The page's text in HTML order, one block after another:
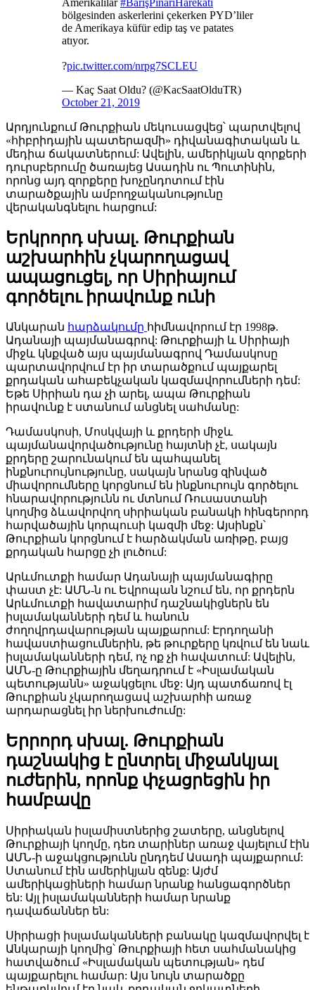
bölgesinden askerlerini çekerken PYD’liler
de Amerikaya küfür edip taş ve patates
atıyor.
?pic.twitter.com/nrpg7SCLEU
— Kaç Saat Oldu? (@KacSaatOlduTR)
October 21, 2019
Արդյունքում Թուրքիան մեկուսացվեց՝ պարտվելով
«հիբրիդային պատերազմի» դիվանագիտական և
մեդիա ճակատներում: Ավելին, ամերիկյան զորքերի
դուրսբերումը ծառայեց Ասադին ու Պուտինին,
որոնց այդ զորքերը խոչընդոտում էին
տարածքային ամբողջականությունը
վերականգնելու հարցում:
Երկրորդ սխալ. Թուրքիան
աշխարհին չկարողացավ
ապացուցել, որ Սիրիայում
գործելու իրավունք ունի
Անկարան հարձակումը հիմնավորում էր 1998թ.
Ադանայի պայմանագրով: Թուրքիայի և Սիրիայի
միջև կնքված այս պայմանագրով Դամասկոսը
պարտավորվում էր իր տարածքում պայքարել
քրդական ահաբեկչական կազմավորումների դեմ:
Եթե Սիրիան դա չի արել, ապա Թուրքիան
իրավունք է ստանում անցնել սահմանը:
Դամասկոսի, Մոսկվայի և քրդերի միջև
պայմանավորվածությունը հայտնի չէ, սակայն
քրդերը շարունակում են պահպանել
ինքնուրույնությունը, սակայն նրանց զինված
միավորումները կորցնում են ինքնուրույն գործելու
հնարավորությունն ու մտնում Ռուսաստանի
կողմից ձևավորվող սիրիական բանակի հինգերորդ
հարվածային կորպուսի կազմի մեջ: Այսինքն՝
Թուրքիան կորցնում է հարձակման առիթը, բայց
քրդական հարցը չի լուծում:
Արևմուտքի համար Ադանայի պայմանագիրը
փաստ չէ: ԱՄՆ-ն ու Եվրոպան նշում են, որ քրդերն
Արևմուտքի հավատարիմ դաշնակիցներն են
իսլամականների դեմ և հանուն
ժողովրդավարության պայքարում: Էրդողանի
հավաստիացումներին, թե թուրքերը կռվում են նաև
իսլամականների դեմ, ոչ ոք չի հավատում: Ավելին,
ԱՄՆ-ը Թուրքիային մեղադրում է «Իսլամական
պետությանն» աջակցելու մեջ: Այդ պատճառով էլ
Թուրքիան չկարողացավ աշխարհի առաջ
արդարացնել իր ներխուժումը:
Երրորդ սխալ. Թուրքիան
դաշնակից է ընտրել միջանկյալ
ուժերին, որոնք փչացրեցին իր
համբավը
Սիրիական իսլամիստներից շատերը, անցնելով
Թուրքիայի կողմը, դեռ տարիներ առաջ վայելում էին
ԱՄՆ-ի աջակցությունն ընդդեմ Ասադի պայքարում:
Ստանում էին ամերիկյան զենք: Այժմ
ամերիկացիների համար նրանք հանցագործներ
են: Այլ իսլամականների համար նրանք
դավաճաններ են:
Սիրիացի իսլամականների բանակը կազմավորվել է
Անկարայի կողմից՝ Թուրքիայի հետ սահմանակից
հատվածում «Իսլամական պետության» դեմ
պայքարելու համար: Այս նույն տարածքը